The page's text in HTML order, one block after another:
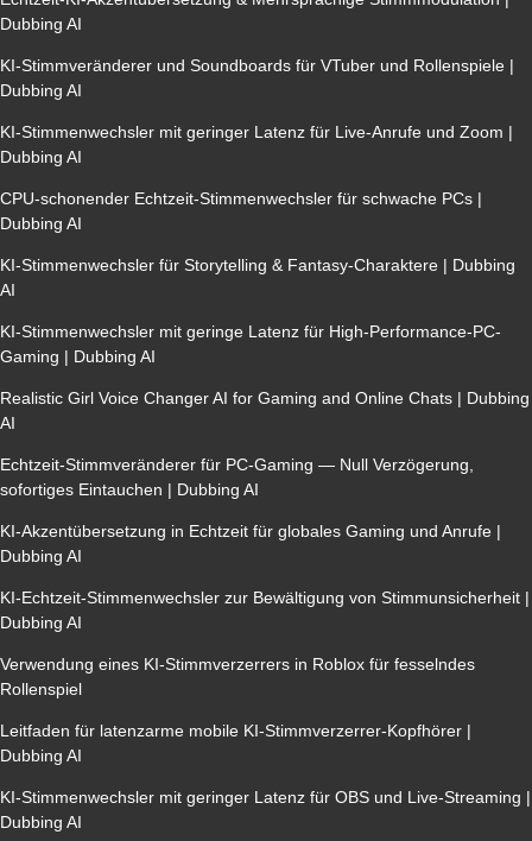
Dubbing AI
KI-Stimmveränderer und Soundboards für VTuber und Rollenspiele |
Dubbing AI
KI-Stimmenwechsler mit geringer Latenz für Live-Anrufe und Zoom |
Dubbing AI
CPU-schonender Echtzeit-Stimmenwechsler für schwache PCs |
Dubbing AI
KI-Stimmenwechsler für Storytelling & Fantasy-Charaktere | Dubbing
AI
KI-Stimmenwechsler mit geringe Latenz für High-Performance-PC-
Gaming | Dubbing AI
Realistic Girl Voice Changer AI for Gaming and Online Chats | Dubbing
AI
Echtzeit-Stimmveränderer für PC-Gaming — Null Verzögerung,
sofortiges Eintauchen | Dubbing AI
KI-Akzentübersetzung in Echtzeit für globales Gaming und Anrufe |
Dubbing AI
KI-Echtzeit-Stimmenwechsler zur Bewältigung von Stimmunsicherheit |
Dubbing AI
Verwendung eines KI-Stimmverzerrers in Roblox für fesselndes
Rollenspiel
Leitfaden für latenzarme mobile KI-Stimmverzerrer-Kopfhörer |
Dubbing AI
KI-Stimmenwechsler mit geringer Latenz für OBS und Live-Streaming |
Dubbing AI